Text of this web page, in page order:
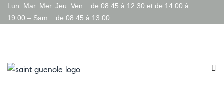
Lun. Mar. Mer. Jeu. Ven. : de 08:45 à 12:30 et de 14:00 à
19:00 – Sam. : de 08:45 à 13:00